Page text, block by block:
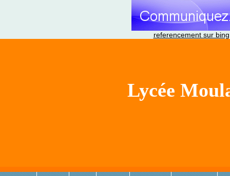
referencement sur bing
Lycée